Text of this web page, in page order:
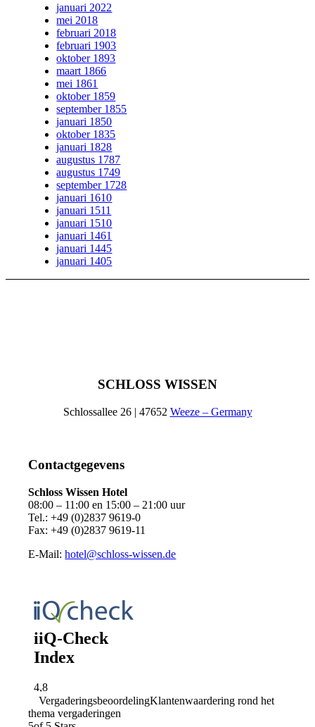
januari 2022
mei 2018
februari 2018
februari 1903
oktober 1893
maart 1866
mei 1861
oktober 1859
september 1855
januari 1850
oktober 1835
januari 1828
augustus 1787
augustus 1749
september 1728
januari 1610
januari 1511
januari 1510
januari 1461
januari 1445
januari 1405
SCHLOSS WISSEN
Schlossallee 26 | 47652 Weeze – Germany
Contactgegevens
Schloss Wissen Hotel
08:00 – 11:00 en 15:00 – 21:00 uur
Tel.:+49 (0)2837 9619-0
Fax: +49 (0)2837 9619-11
E-Mail:hotel@schloss-wissen.de
VergaderingsbeoordelingKlantenwaardering rond het
thema vergaderingen